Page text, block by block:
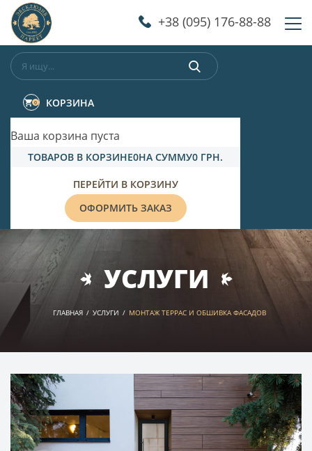
‎+38 (095) 176-88-88
0 КОРЗИНА
Ваша корзина пуста
ТОВАРОВ В КОРЗИНЕ0НА СУММУ0 ГРН.
ПЕРЕЙТИ В КОРЗИНУ
ОФОРМИТЬ ЗАКАЗ
УСЛУГИ
ГЛАВНАЯ / УСЛУГИ / МОНТАЖ ТЕРРАС И ОБШИВКА ФАСАДОВ